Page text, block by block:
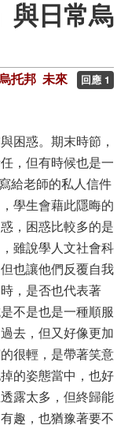
與日常烏
托邦 未來 回應 1
困惑。期末時節，
，但有時候也是一
給老師的私人信件
學生會藉此隱晦的
，困惑比較多的是
雖說學人文社會科
也讓他們反覆自我
，是否也代表著
不是也是一種順服
去，但又好像更加
很輕，是帶著笑意
的姿態當中，也好
露太多，但終歸能
趣，也猶豫著要不